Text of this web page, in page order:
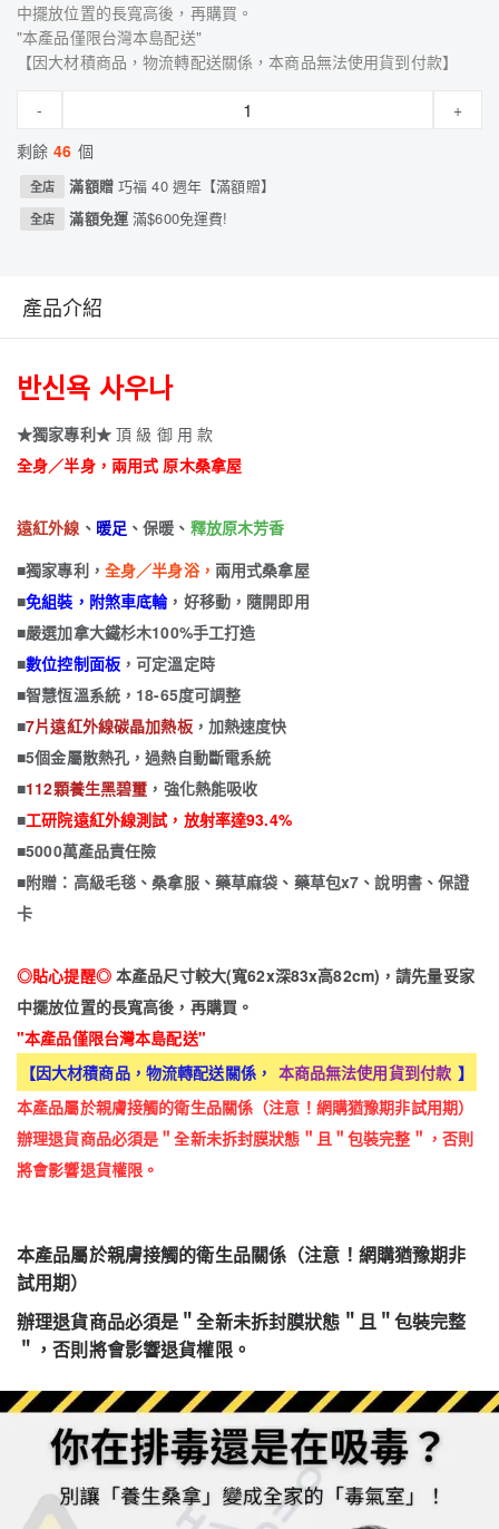
中擺放位置的長寬高後，再購買。
"本產品僅限台灣本島配送"
【因大材積商品，物流轉配送關係，本商品無法使用貨到付款】
-
+
剩餘 46 個
全店 滿額贈 巧福 40 週年【滿額贈】
全店 滿額免運滿$600免運費!
產品介紹
반신욕 사우나
★獨家專利★頂 級 御 用 款
全身／半身，兩用式 原木桑拿屋
遠紅外線 、 暖足 、保暖、 釋放原木芳香
■獨家專利， 全身／半身浴， 兩用式桑拿屋
■免組裝，附煞車底輪，好移動，隨開即用
■嚴選加拿大鐵杉木100%手工打造
■數位控制面板，可定溫定時
■智慧恆溫系統，18-65度可調整
■7片遠紅外線碳晶加熱板，加熱速度快
■5個金屬散熱孔，過熱自動斷電系統
■112顆養生黑碧璽 ，強化熱能吸收
■工研院遠紅外線測試，放射率達93.4%
■5000萬產品責任險
■附贈：高級毛毯、桑拿服、藥草麻袋、藥草包x7、說明書、保證
卡
◎貼心提醒◎ 本產品尺寸較大(寬62x深83x高82cm)，請先量妥家
中擺放位置的長寬高後，再購買。
"本產品僅限台灣本島配送"
【因大材積商品，物流轉配送關係， 本商品無法使用貨到付款 】
本產品屬於親膚接觸的衛生品關係（注意！網購猶豫期非試用期）
辦理退貨商品必須是＂全新未拆封膜狀態＂且＂包裝完整＂，否則
將會影響退貨權限。
本產品屬於親膚接觸的衛生品關係（注意！網購猶豫期非
試用期）
辦理退貨商品必須是＂全新未拆封膜狀態＂且＂包裝完整
＂，否則將會影響退貨權限。